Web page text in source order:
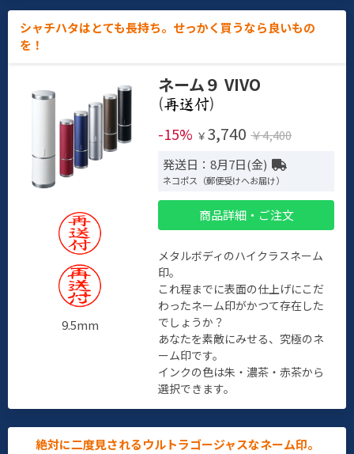
シャチハタはとても長持ち。せっかく買うなら良いもの
を！
9.5mm
ネーム９ VIVO
(
)
-15% ￥ 3,740 ￥4,400
発送日：8月7日(金)
ネコポス（郵便受けへお届け）
商品詳細・ご注文
メタルボディのハイクラスネーム
印。
これ程までに表面の仕上げにこだ
わったネーム印がかつて存在した
でしょうか？
あなたを素敵にみせる、究極のネ
ーム印です。
インクの色は朱・濃茶・赤茶から
選択できます。
絶対に二度見されるウルトラゴージャスなネーム印。